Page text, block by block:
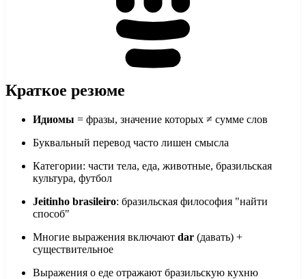
Краткое резюме
Идиомы = фразы, значение которых ≠ сумме слов
Буквальный перевод часто лишен смысла
Категории: части тела, еда, животные, бразильская
культура, футбол
Jeitinho brasileiro: бразильская философия "найти
способ"
Многие выражения включают dar (давать) +
существительное
Выражения о еде отражают бразильскую кухню